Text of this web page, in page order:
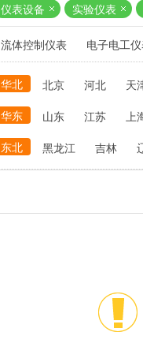
仪表设备 实验仪表
流体控制仪表 电子电工
华北 北京 河北 天
华东
山东 江苏 上
东北
黑龙江 吉林